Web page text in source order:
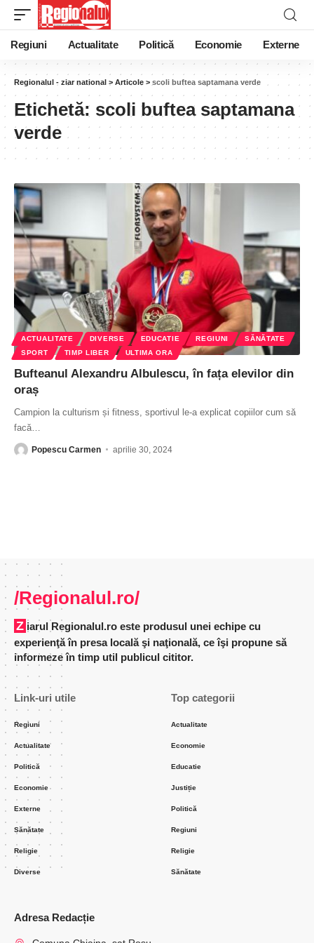
Regiuni Actualitate Politică Economie Externe
Regionalul - ziar national > Articole > scoli buftea saptamana verde
Etichetă: scoli buftea saptamana
verde
ACTUALITATE DIVERSE EDUCATIE REGIUNI
SĂNĂTATE
SPORT
TIMP LIBER ULTIMA ORA
Bufteanul Alexandru Albulescu, în fața elevilor din
oraș
Campion la culturism și fitness, sportivul le-a explicat copiilor cum să
facă
Popescu Carmen aprilie 30, 2024
/Regionalul.ro/
Ziarul Regionalul.ro este produsul unei echipe cu
experienţă în presa locală şi naţională, ce îşi propune să
informeze în timp util publicul cititor.
Link-uri utile
Regiuni
Actualitate
Politică
Economie
Externe
Sănătate
Religie
Diverse
Top categorii
Actualitate
Economie
Educatie
Justiție
Politică
Regiuni
Religie
Sănătate
Adresa Redacție